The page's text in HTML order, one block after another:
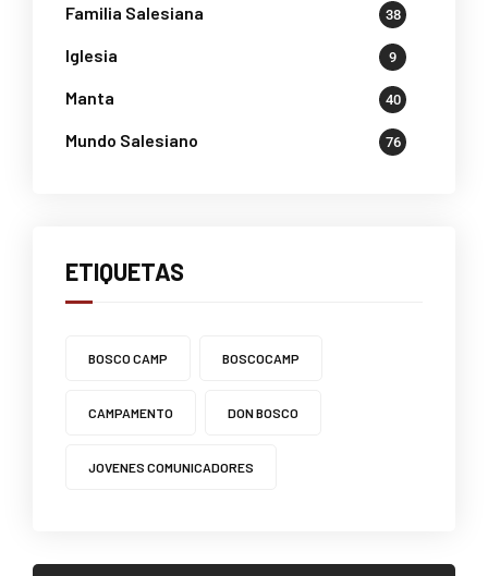
Familia Salesiana 38
Iglesia 9
Manta 40
Mundo Salesiano 76
ETIQUETAS
BOSCO CAMP BOSCOCAMP
CAMPAMENTO DON BOSCO
JOVENES COMUNICADORES